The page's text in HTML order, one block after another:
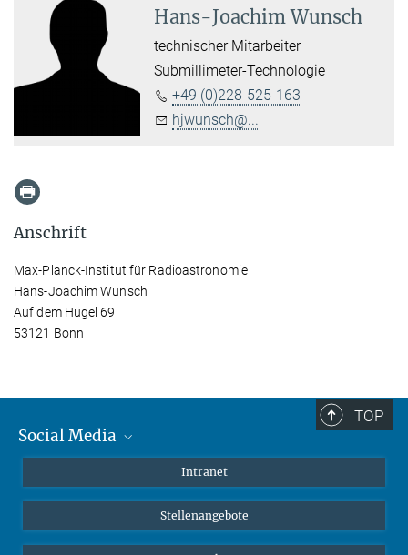
Hans-Joachim Wunsch
technischer Mitarbeiter
Submillimeter-Technologie
+49 (0)228-525-163
hjwunsch@...
Anschrift
Max-Planck-Institut für Radioastronomie
Hans-Joachim Wunsch
Auf dem Hügel 69
53121 Bonn
TOP
Social Media
LinkedIn
Intranet
Stellenangebote